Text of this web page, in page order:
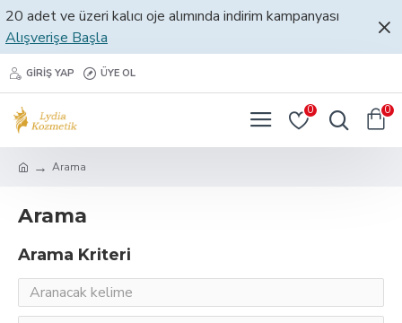
20 adet ve üzeri kalıcı oje alımında indirim kampanyası
Alışverişe Başla
GIRIŞ YAP ÜYE OL
0 0
Arama
Arama
Arama Kriteri